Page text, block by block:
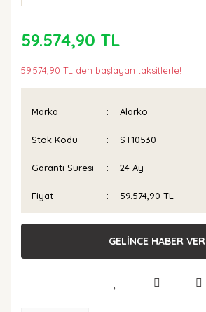
59.574,90 TL
59.574,90 TL den başlayan taksitlerle!
Marka Alarko
Stok Kodu ST10530
Garanti Süresi 24 Ay
Fiyat 59.574,90 TL
GELİNCE HABER VER